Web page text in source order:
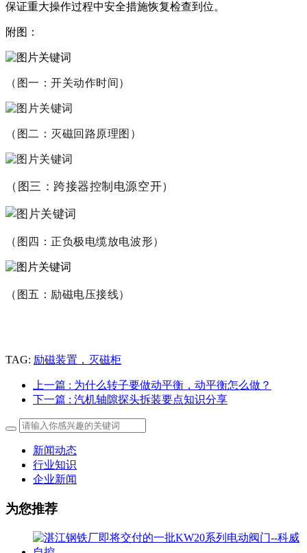
保证重大操作过程中安全措施恢复检查到位。
附图：
（图一：开关动作时间）
（图二：灭磁回路原理图）
（图三：跨接器控制电源空开）
（图四：正负极电缆放电波形）
（图五：励磁电压接线）
TAG: 励磁装置，灭磁柜
上一篇 : 为什么转子要做动平衡，动平衡怎么做？
下一篇 : 汽机轴隙探头拆装要点知识分享
新闻动态
行业知识
企业新闻
为您推荐